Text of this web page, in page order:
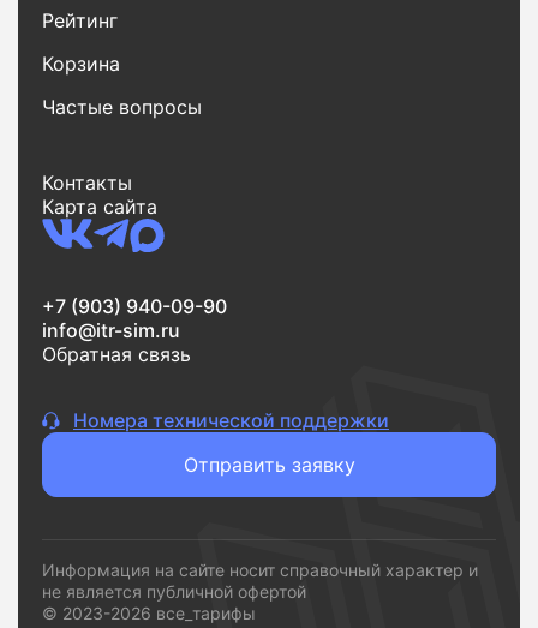
Рейтинг
Корзина
Частые вопросы
Контакты
Карта сайта
+7 (903) 940-09-90
info@itr-sim.ru
Обратная связь
Номера технической поддержки
Отправить заявку
Информация на сайте носит справочный характер и
не является публичной офертой
© 2023-2026 все_тарифы